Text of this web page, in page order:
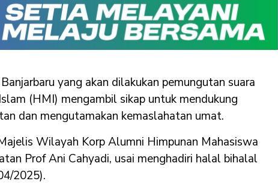
yang akan dilakukan pemungutan suara
(HMI) mengambil sikap untuk mendukung
dan mengutamakan kemaslahatan umat.
Wilayah Korp Alumni Himpunan Mahasiswa
Prof Ani Cahyadi, usai menghadiri halal bihalal
2025).